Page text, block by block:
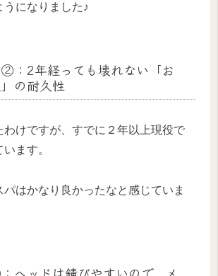
うになりました♪
：2年経っても壊れない「お
の耐久性
わけですが、すでに２年以上現役で
ます。
はかなり良かったなと感じていま